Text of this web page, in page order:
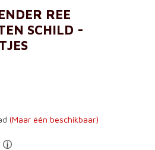
REE
SCHILD -
(Maar één beschikbaar)